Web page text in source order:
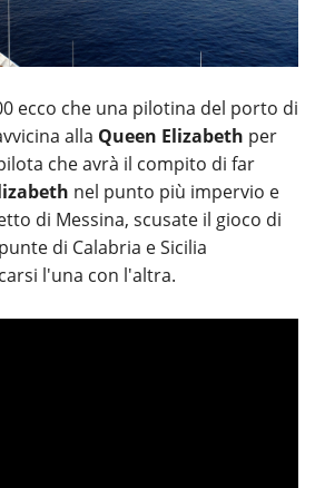
ecco che una pilotina del porto di
alla Queen Elizabeth per
che avrà il compito di far
nel punto più impervio e
di Messina, scusate il gioco di
di Calabria e Sicilia
l'una con l'altra.